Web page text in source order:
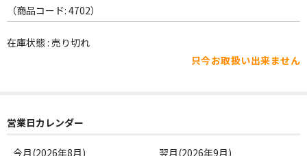
WORLD
その他
Webのみ no.1
Webのみ no.2
（商品コード: 4702）
在庫状態 : 売り切れ
只今お取扱い出来ません
営業日カレンダー
今月(2026年8月)
翌月(2026年9月)